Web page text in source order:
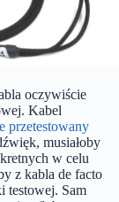
oczywiście
Kabel
przetestowany
musiałoby
w celu
z kabla de facto
testowej. Sam